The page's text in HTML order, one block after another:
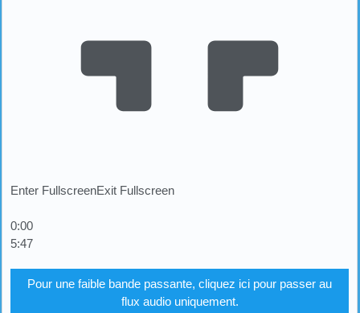
Enter FullscreenExit Fullscreen
0:00
5:47
Pour une faible bande passante, cliquez ici pour passer au
flux audio uniquement.